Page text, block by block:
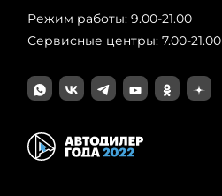
Режим работы: 9.00-21.00
Сервисные центры: 7.00-21.00